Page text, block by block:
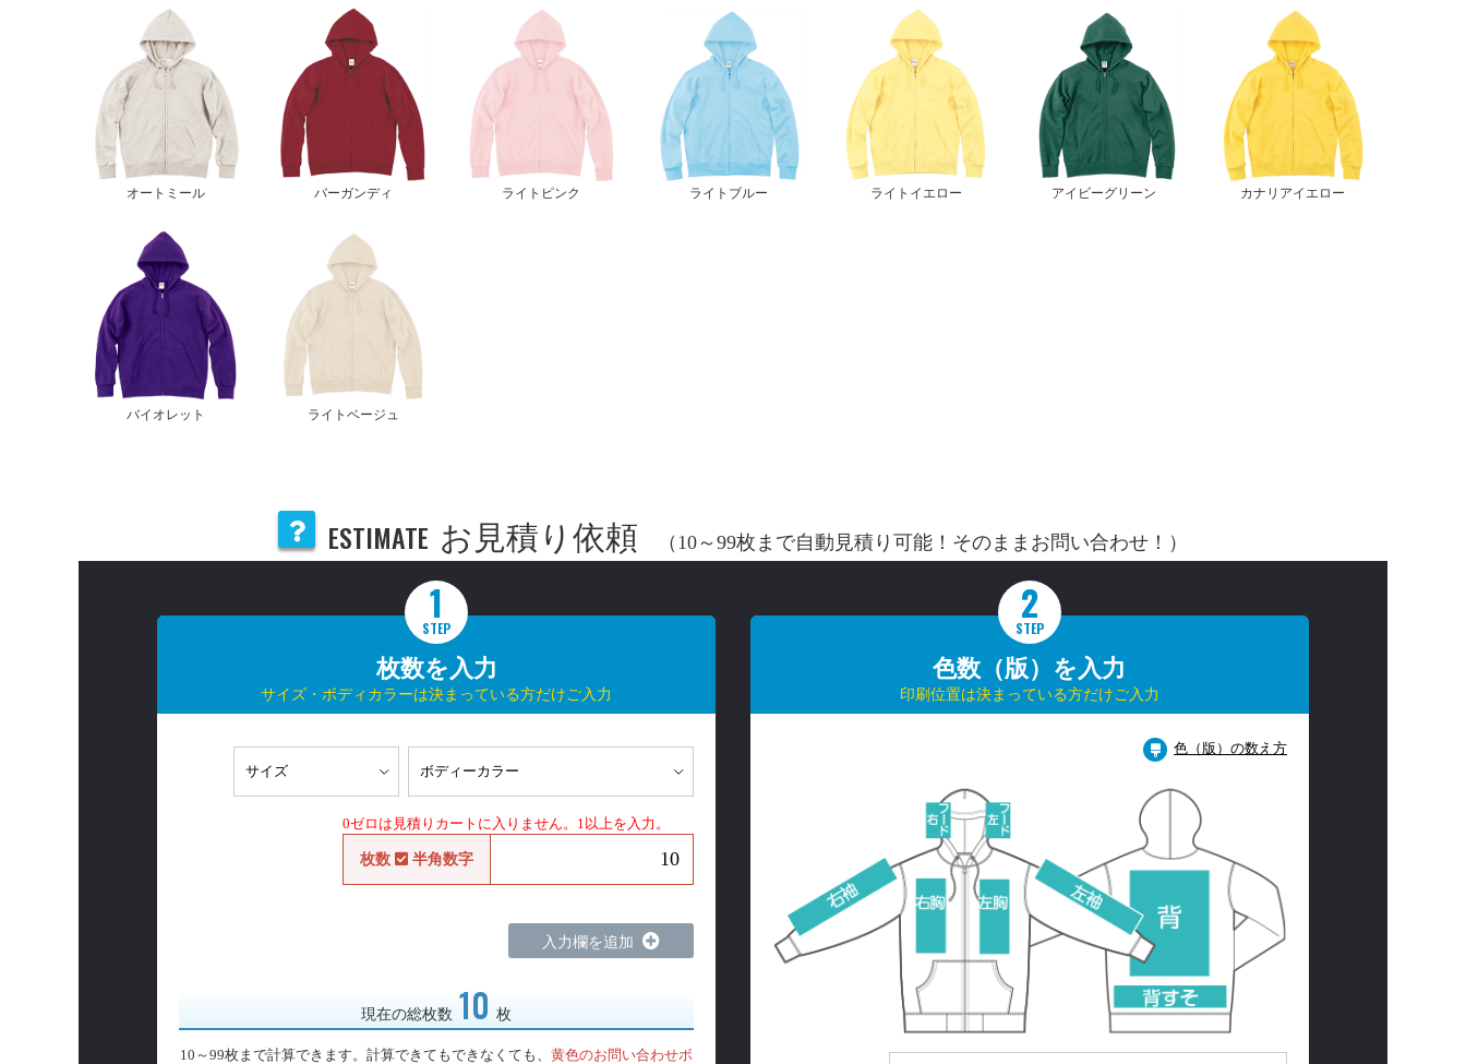
オートミール バーガンディ ライトピンク ライトブルー ライトイエロー アイビーグリーン カナリアイエロー
バイオレット ライトベージュ
ESTIMATE お見積り依頼 （10～99枚まで自動見積り可能！そのままお問い合わせ！）
1
STEP
枚数を入力
サイズ・ボディカラーは決まっている方だけご入力
0ゼロは見積りカートに入りません。1以上を入力。
枚数 半角数字
入力欄を追加
現在の総枚数 10 枚
10～99枚まで計算できます。計算できてもできなくても、黄色のお問い合わせボ
2
STEP
色数（版）を入力
印刷位置は決まっている方だけご入力
色（版）の数え方